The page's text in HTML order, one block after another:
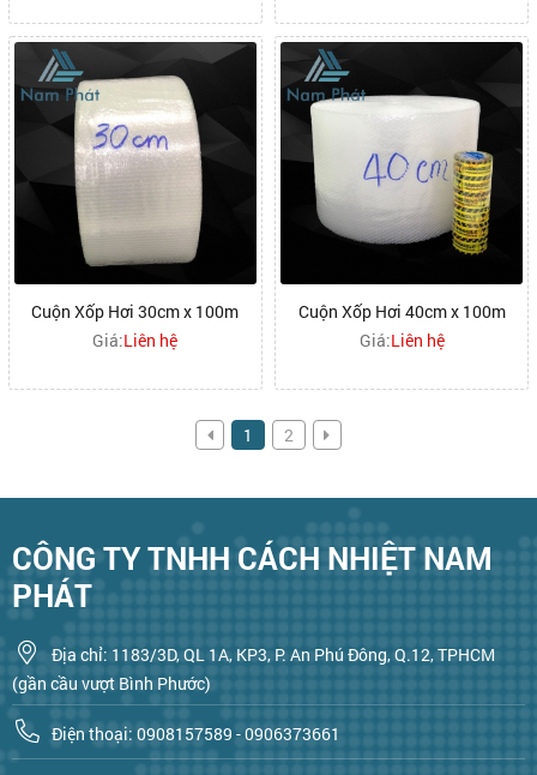
Cuộn Xốp Hơi 30cm x 100m
Giá:Liên hệ
Cuộn Xốp Hơi 40cm x 100m
Giá:Liên hệ
1 2
CÔNG TY TNHH CÁCH NHIỆT NAM
PHÁT
Địa chỉ: 1183/3D, QL 1A, KP3, P. An Phú Đông, Q.12, TPHCM
(gần cầu vượt Bình Phước)
Điện thoại: 0908157589 - 0906373661